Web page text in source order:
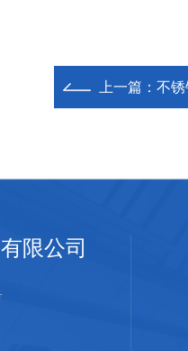
上一篇： 不
限公司